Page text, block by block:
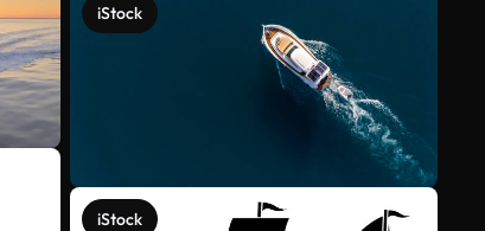
iStock
iStock